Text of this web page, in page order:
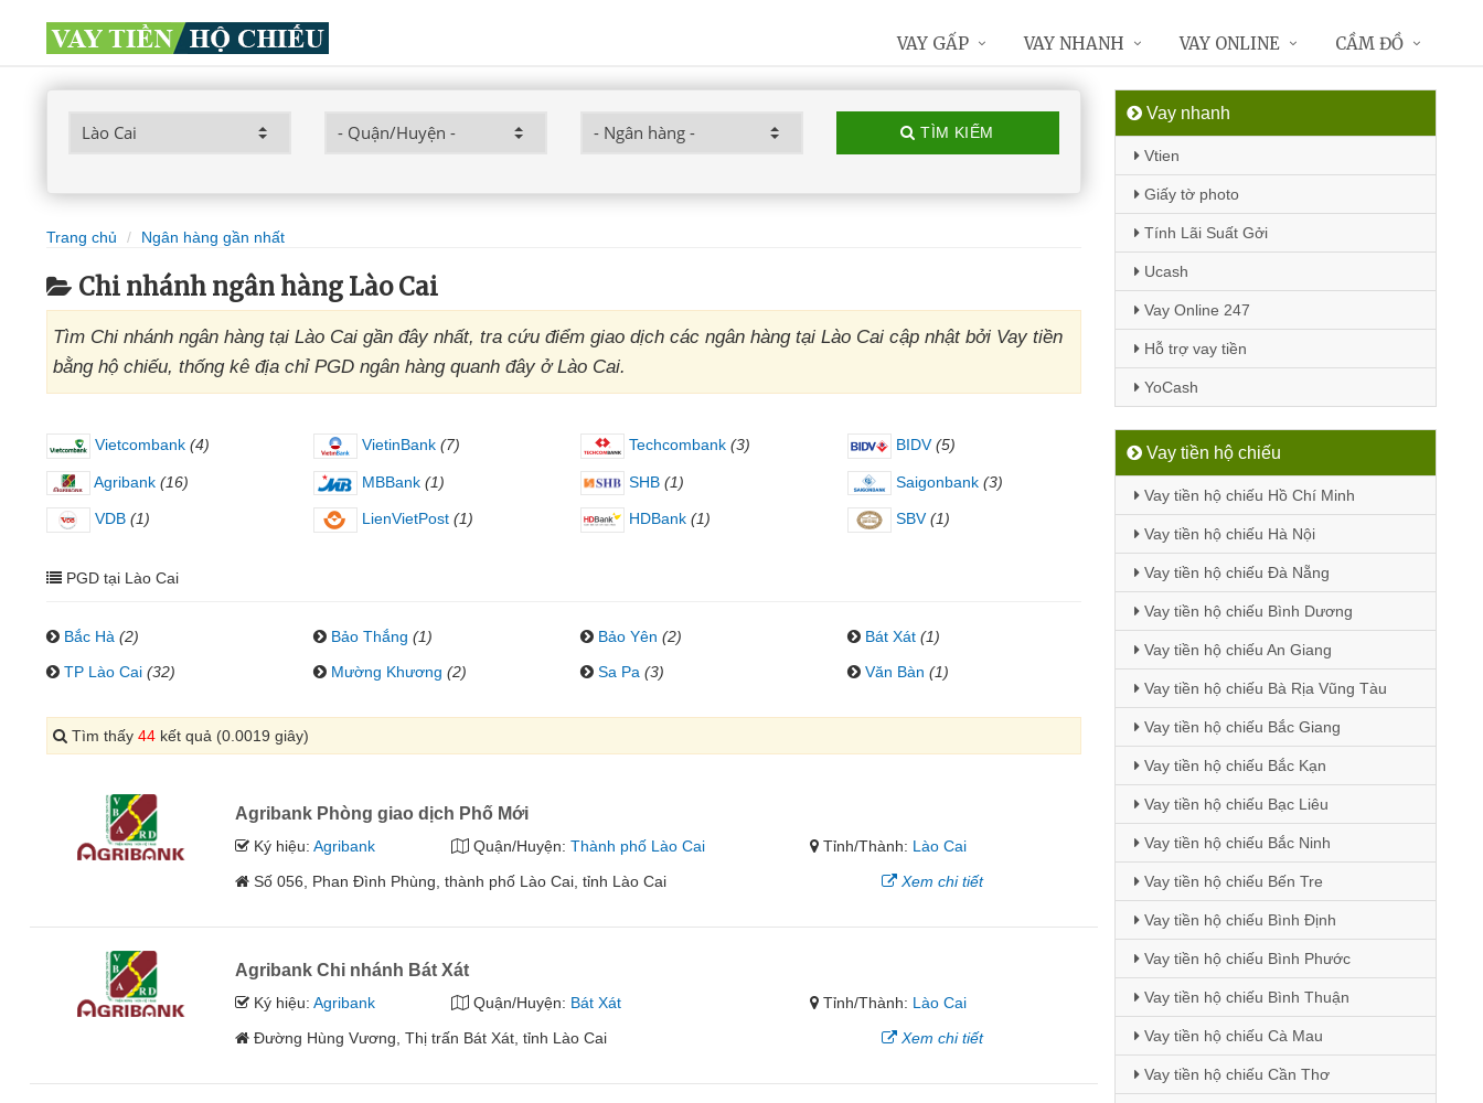
TÌM KIẾM
Trang chủ Ngân hàng gần nhất
Chi nhánh ngân hàng Lào Cai
Tìm Chi nhánh ngân hàng tại Lào Cai gần đây nhất, tra cứu điểm giao dịch các ngân hàng tại Lào Cai cập nhật bởi Vay tiền
bằng hộ chiếu, thống kê địa chỉ PGD ngân hàng quanh đây ở Lào Cai.
Vietcombank (4) VietinBank (7) Techcombank (3) BIDV (5)
Agribank (16) MBBank (1) SHB (1) Saigonbank (3)
VDB (1) LienVietPost (1) HDBank (1) SBV (1)
PGD tại Lào Cai
Bắc Hà (2) Bảo Thắng (1) Bảo Yên (2) Bát Xát (1)
TP Lào Cai (32) Mường Khương (2) Sa Pa (3) Văn Bàn (1)
Tìm thấy 44 kết quả (0.0019 giây)
Agribank Phòng giao dịch Phố Mới
Ký hiệu:Agribank Quận/Huyện: Thành phố Lào Cai Tỉnh/Thành: Lào Cai
Số 056, Phan Đình Phùng, thành phố Lào Cai, tỉnh Lào Cai
Xem chi tiết
Agribank Chi nhánh Bát Xát
Ký hiệu:Agribank Quận/Huyện: Bát Xát Tỉnh/Thành: Lào Cai
Đường Hùng Vương, Thị trấn Bát Xát, tỉnh Lào Cai
Xem chi tiết
Vay nhanh
Vtien
Giấy tờ photo
Tính Lãi Suất Gởi
Ucash
Vay Online 247
Hỗ trợ vay tiền
YoCash
Vay tiền hộ chiếu
Vay tiền hộ chiếu Hồ Chí Minh
Vay tiền hộ chiếu Hà Nội
Vay tiền hộ chiếu Đà Nẵng
Vay tiền hộ chiếu Bình Dương
Vay tiền hộ chiếu An Giang
Vay tiền hộ chiếu Bà Rịa Vũng Tàu
Vay tiền hộ chiếu Bắc Giang
Vay tiền hộ chiếu Bắc Kạn
Vay tiền hộ chiếu Bạc Liêu
Vay tiền hộ chiếu Bắc Ninh
Vay tiền hộ chiếu Bến Tre
Vay tiền hộ chiếu Bình Định
Vay tiền hộ chiếu Bình Phước
Vay tiền hộ chiếu Bình Thuận
Vay tiền hộ chiếu Cà Mau
Vay tiền hộ chiếu Cần Thơ
VAY GẤP VAY NHANH VAY ONLINE CẦM ĐỒ